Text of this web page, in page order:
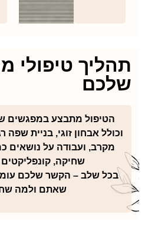
טיפולי
מתבצע במפגשים שבועיים
אבחון זוגי, בניית שפה רגשית
ועבודה על נושאים כמו
שחיקה, קונפליקטים
שלב – הקשר שלכם עומד
שאתם ולמה שחשוב